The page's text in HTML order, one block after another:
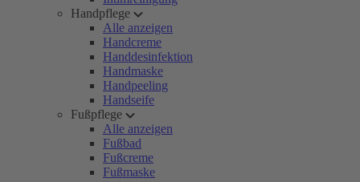
Handpflege
Alle anzeigen
Handcreme
Handdesinfektion
Handmaske
Handpeeling
Handseife
Fußpflege
Alle anzeigen
Fußbad
Fußcreme
Fußmaske